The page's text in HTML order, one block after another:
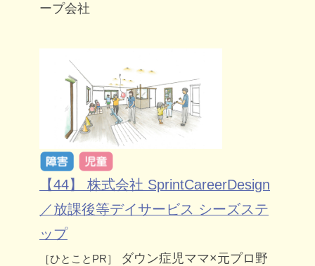
ープ会社
【44】 株式会社 SprintCareerDesign
／放課後等デイサービス シーズステ
ップ
［ひとことPR］
ダウン症児ママ×元プロ野